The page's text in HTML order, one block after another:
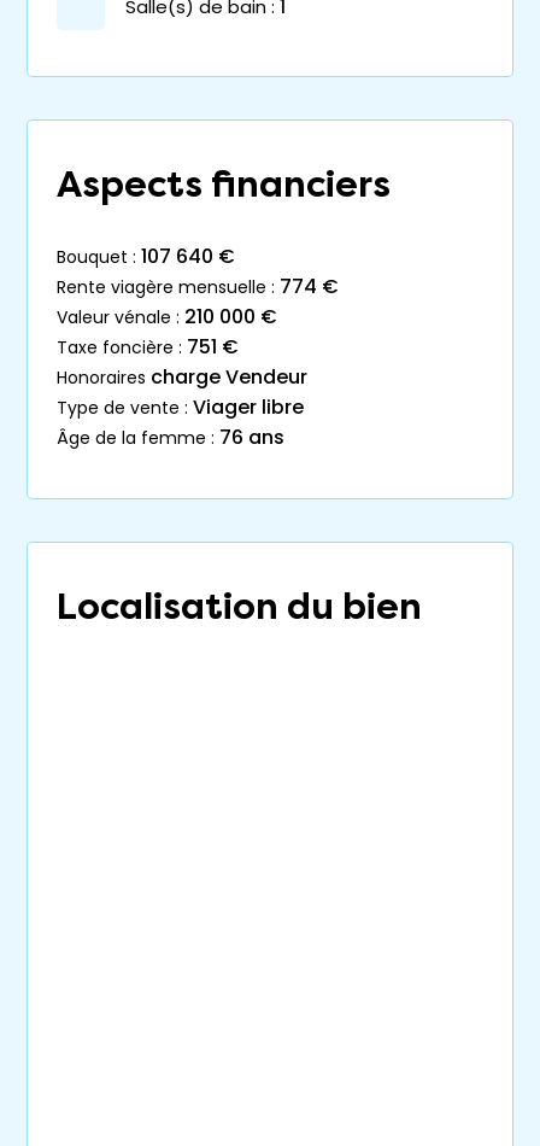
salle(s) de bain : 1
Aspects financiers
bouquet : 107 640 €
rente viagère mensuelle : 774 €
valeur vénale : 210 000 €
taxe foncière : 751 €
honoraires charge Vendeur
type de vente : Viager libre
âge de la femme : 76 ans
Localisation du bien